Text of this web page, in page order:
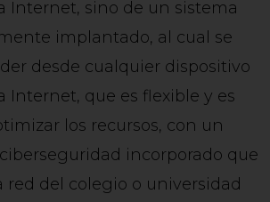
Internet, sino de un sistema
implantado, al cual se
desde cualquier dispositivo
Internet, que es flexible y es
los recursos, con un
incorporado que
red del colegio o universidad